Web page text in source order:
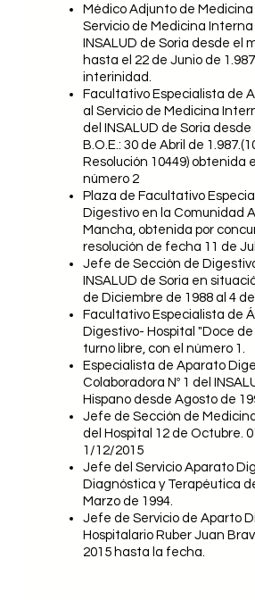
Médico Adjunto de
Servicio de Medicina
INSALUD de Soria desde el
hasta el 22 de Junio de
interinidad.
Facultativo Especialista de
al Servicio de Medicina
del INSALUD de Soria desde
B.O.E.: 30 de Abril de
Resolución 10449) obtenida
número 2
Plaza de Facultativo
Digestivo en la Comunidad
Mancha, obtenida por
resolución de fecha 11 de
Jefe de Sección de
INSALUD de Soria en
de Diciembre de 1988 al 4
Facultativo Especialista de
Digestivo- Hospital "Doce
turno libre, con el número 1.
Especialista de Aparato
Colaboradora Nº 1 del
Hispano desde Agosto de
Jefe de Sección de
del Hospital 12 de Octubre.
1/12/2015
Jefe del Servicio Aparato
Diagnóstica y Terapéutica
Marzo de 1994.
Jefe de Servicio de Aparto
Hospitalario Ruber Juan
2015 hasta la fecha.